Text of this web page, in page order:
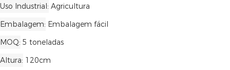
Uso Industrial Agricultura
Embalagem Embalagem fácil
MOQ 5 toneladas
Altura 120cm